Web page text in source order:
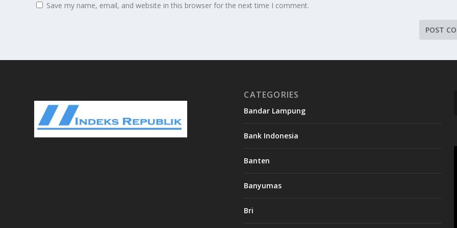
Save my name, email, and website in this browser for the next time I comment.
CATEGORIES
Bandar Lampung
Bank Indonesia
Banten
Banyumas
Bri